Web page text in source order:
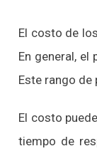
El costo de los
En general,
Este rango
El costo
tiempo de